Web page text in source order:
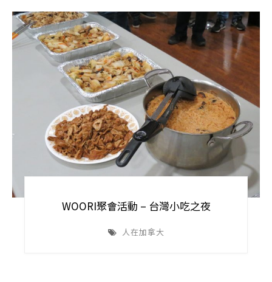
WOORI聚會活動 – 台灣小吃之夜
人在加拿大